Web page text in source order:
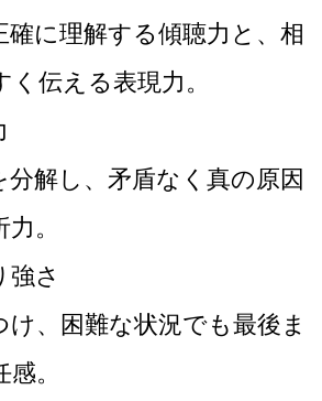
確に理解する傾聴力と、相
伝える表現力。
解し、矛盾なく真の原因
。
強さ
け、困難な状況でも最後ま
。